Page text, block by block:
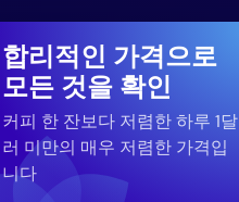
합리적인 가격으로
모든 것을 확인
커피 한 잔보다 저렴한 하루 1달
러 미만의 매우 저렴한 가격입
니다